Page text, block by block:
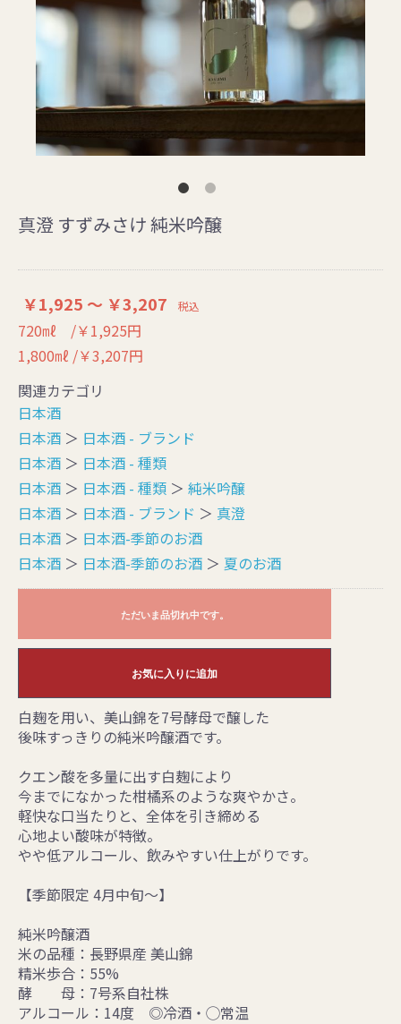
真澄 すずみさけ 純米吟醸
￥1,925 ～ ￥3,207 税込
720㎖ /￥1,925円
1,800㎖ /￥3,207円
関連カテゴリ
日本酒
日本酒 ＞ 日本酒 - ブランド
日本酒 ＞ 日本酒 - 種類
日本酒 ＞ 日本酒 - 種類 ＞ 純米吟醸
日本酒 ＞ 日本酒 - ブランド ＞ 真澄
日本酒 ＞ 日本酒-季節のお酒
日本酒 ＞ 日本酒-季節のお酒 ＞ 夏のお酒
ただいま品切れ中です。
お気に入りに追加
白麹を用い、美山錦を7号酵母で醸した
後味すっきりの純米吟醸酒です。
クエン酸を多量に出す白麹により
今までになかった柑橘系のような爽やかさ。
軽快な口当たりと、全体を引き締める
心地よい酸味が特徴。
やや低アルコール、飲みやすい仕上がりです。
【季節限定 4月中旬～】
純米吟醸酒
米の品種：長野県産 美山錦
精米歩合：55%
酵 母：7号系自社株
アルコール：14度 ◎冷酒・◯常温